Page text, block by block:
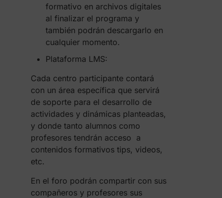
formativo en archivos digitales
al finalizar el programa y
también podrán descargarlo en
cualquier momento.
Plataforma LMS:
Cada centro participante contará
con un área específica que servirá
de soporte para el desarrollo de
actividades y dinámicas planteadas,
y donde tanto alumnos como
profesores tendrán acceso a
contenidos formativos tips, videos,
etc.
En el foro podrán compartir con sus
compañeros y profesores sus